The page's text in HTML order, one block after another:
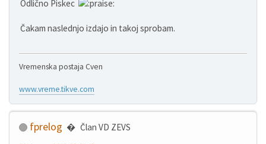
Odlično Piskec
Čakam naslednjo izdajo in takoj sprobam.
Vremenska postaja Cven
www.vreme.tikve.com
fprelog
Član VD ZEVS